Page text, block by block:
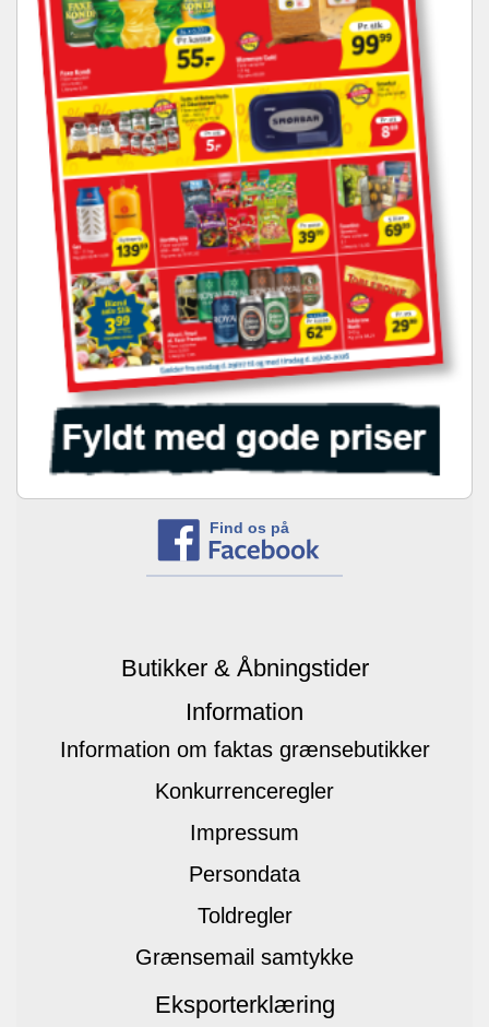
Find os på
Butikker & Åbningstider
Information
Information om faktas grænsebutikker
Konkurrenceregler
Impressum
Persondata
Toldregler
Grænsemail samtykke
Eksporterklæring